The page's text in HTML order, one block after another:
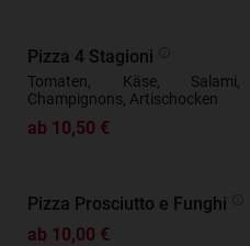
Pizza 4 Stagioni
Tomaten, Käse, Salami,
Champignons, Artischocken
ab 10,50 €
Pizza Prosciutto e Funghi
ab 10,00 €